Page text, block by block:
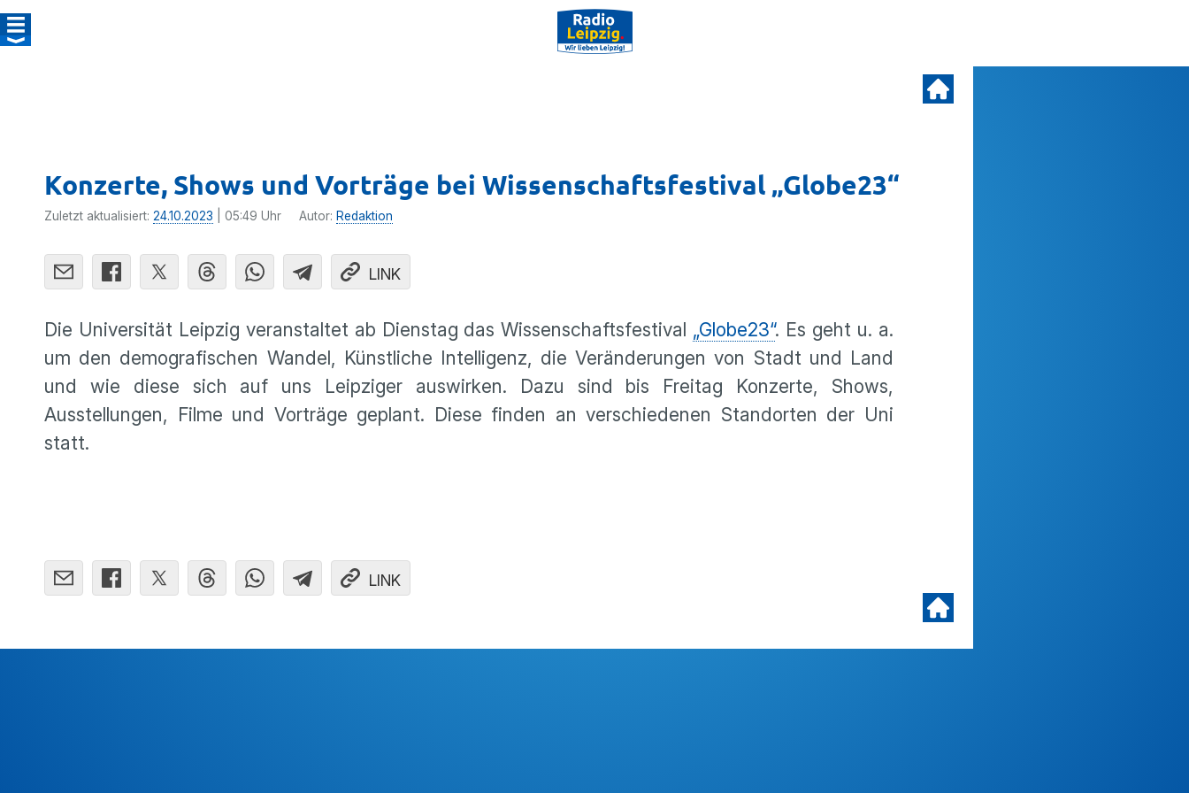
Konzerte, Shows und Vorträge bei Wissenschaftsfestival „Globe23“
Zuletzt aktualisiert: 24.10.2023 | 05:49 Uhr Autor: Redaktion
LINK
Die Universität Leipzig veranstaltet ab Dienstag das Wissenschaftsfestival „Globe23“. Es geht u. a.
um den demografischen Wandel, Künstliche Intelligenz, die Veränderungen von Stadt und Land
und wie diese sich auf uns Leipziger auswirken. Dazu sind bis Freitag Konzerte, Shows,
Ausstellungen, Filme und Vorträge geplant. Diese finden an verschiedenen Standorten der Uni
statt.
LINK